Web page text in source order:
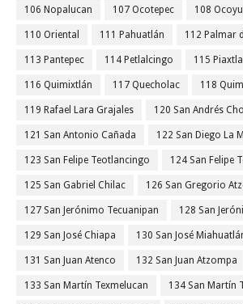
106 Nopalucan 107 Ocotepec 108
110 Oriental 111 Pahuatlán 112 Palmar
113 Pantepec 114 Petlalcingo 115 Piaxtla
116 Quimixtlán 117 Quecholac 118
119 Rafael Lara Grajales 120 San Andrés
121 San Antonio Cañada 122 San Diego La
123 San Felipe Teotlancingo 124 San Felipe
125 San Gabriel Chilac 126 San Gregorio
127 San Jerónimo Tecuanipan 128 San
129 San José Chiapa 130 San José
131 San Juan Atenco 132 San Juan Atzompa
133 San Martín Texmelucan 134 San Martín